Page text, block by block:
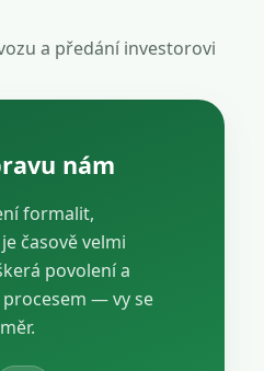
a předání investorovi
nám
formalit,
časově velmi
povolení a
— vy se